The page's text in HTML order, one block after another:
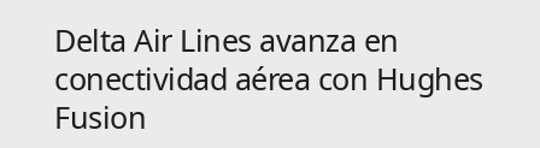
Delta Air Lines avanza en
conectividad aérea con Hughes
Fusion